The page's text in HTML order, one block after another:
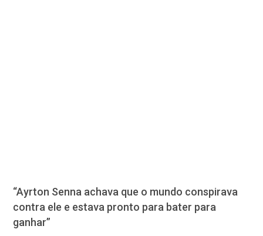
“Ayrton Senna achava que o mundo conspirava
contra ele e estava pronto para bater para
ganhar”